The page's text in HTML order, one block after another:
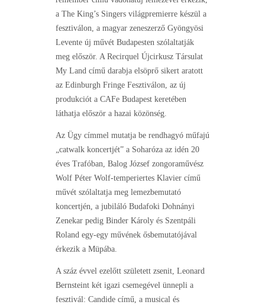
a The King’s Singers világpremierre készül a
fesztiválon, a magyar zeneszerző Gyöngyösi
Levente új művét Budapesten szólaltatják
meg először. A Recirquel Újcirkusz Társulat
My Land című darabja elsöprő sikert aratott
az Edinburgh Fringe Fesztiválon, az új
produkciót a CAFe Budapest keretében
láthatja először a hazai közönség.
Az Ügy címmel mutatja be rendhagyó műfajú
„catwalk koncertjét” a Soharóza az idén 20
éves Trafóban, Balog József zongoraművész
Wolf Péter Wolf-temperiertes Klavier című
művét szólaltatja meg lemezbemutató
koncertjén, a jubiláló Budafoki Dohnányi
Zenekar pedig Binder Károly és Szentpáli
Roland egy-egy művének ősbemutatójával
érkezik a Müpába.
A száz évvel ezelőtt született zsenit, Leonard
Bernsteint két igazi csemegével ünnepli a
fesztivál: Candide című, a musical és